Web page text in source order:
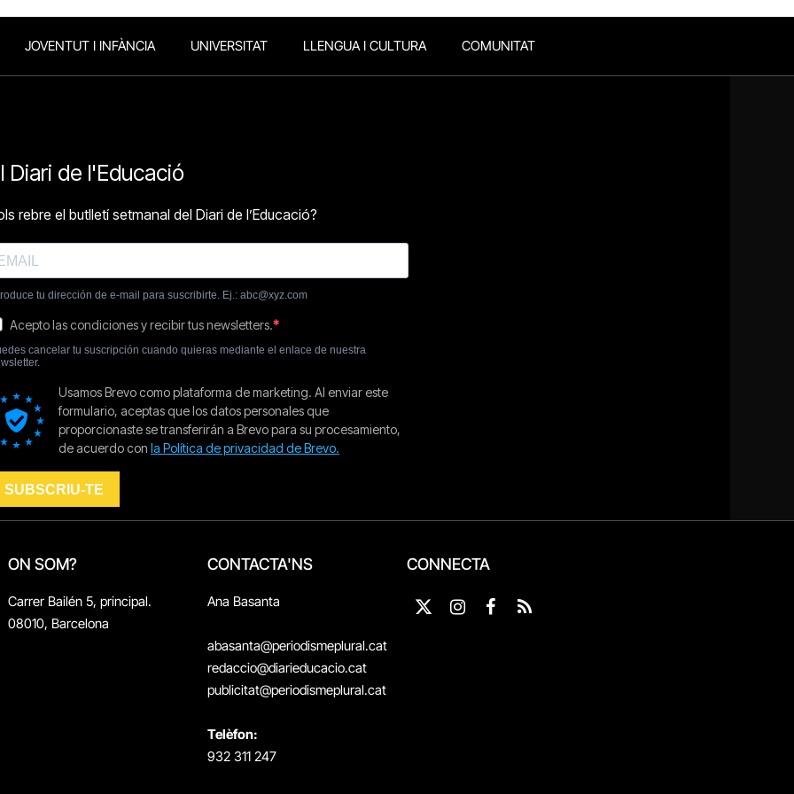
JOVENTUT I INFÀNCIA UNIVERSITAT LLENGUA I CULTURA COMUNITAT
ON SOM?
Carrer Bailén 5, principal.
08010, Barcelona
CONTACTA'NS
Ana Basanta
abasanta@periodismeplural.cat
redaccio@diarieducacio.cat
publicitat@periodismeplural.cat
Telèfon:
932 311 247
CONNECTA
X
InstagramFacebook
RSS